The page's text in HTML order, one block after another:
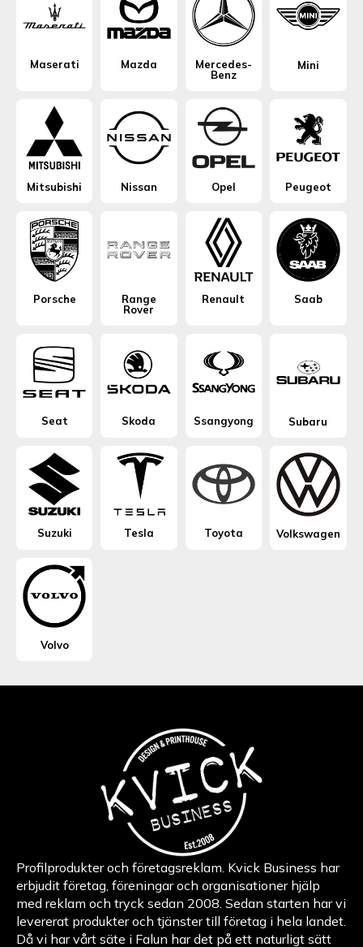
Maserati Mazda
Mercedes-
Benz
Mini
Mitsubishi Nissan Opel Peugeot
Porsche
Range
Rover
Renault Saab
Seat Skoda Ssangyong Subaru
Suzuki Tesla Toyota Volkswagen
Volvo
Profilprodukter och företagsreklam. Kvick Business har
erbjudit företag, föreningar och organisationer hjälp
med reklam och tryck sedan 2008. Sedan starten har vi
levererat produkter och tjänster till företag i hela landet.
Då vi har vårt säte i Falun har det på ett naturligt sätt